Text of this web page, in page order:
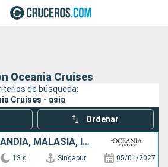
Oceania Cruises
de búsqueda:
Cruises - asia
Ordenar
SINGAPUR, TAILANDIA, MALASIA, INDONESIA
13 d Singapur 05/01/2027